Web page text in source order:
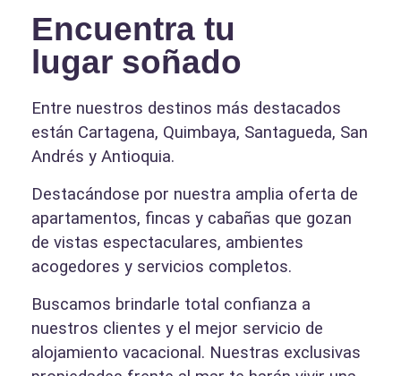
Encuentra tu
lugar soñado
Entre nuestros destinos más destacados
están Cartagena, Quimbaya, Santagueda, San
Andrés y Antioquia.
Destacándose por nuestra amplia oferta de
apartamentos, fincas y cabañas que gozan
de vistas espectaculares, ambientes
acogedores y servicios completos.
Buscamos brindarle total confianza a
nuestros clientes y el mejor servicio de
alojamiento vacacional. Nuestras exclusivas